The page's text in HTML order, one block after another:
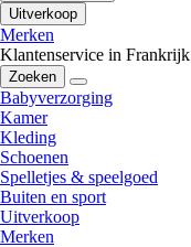
Uitverkoop
Merken
Klantenservice in Frankrijk
Zoeken
Babyverzorging
Kamer
Kleding
Schoenen
Spelletjes & speelgoed
Buiten en sport
Uitverkoop
Merken